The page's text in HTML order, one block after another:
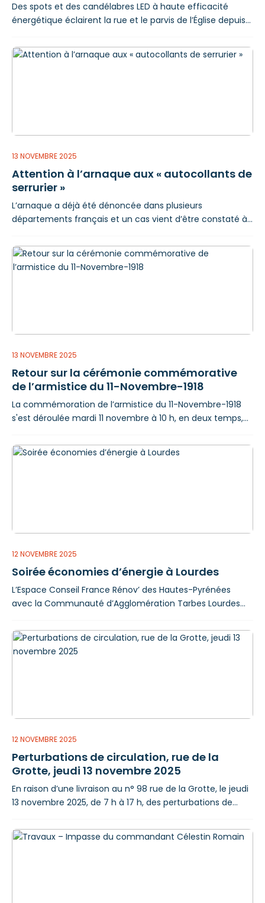
Des spots et des candélabres LED à haute efficacité
énergétique éclairent la rue et le parvis de l’Église depuis
termes de consommation d'électricité, les sources
lumineuses LED offrent des garanties en matière de
13 NOVEMBRE 2025
Attention à l’arnaque aux « autocollants de
serrurier »
L’arnaque a déjà été dénoncée dans plusieurs
départements français et un cas vient d’être constaté à
les services de dépannage d’un pseudo « serrurier du
secteur » sont apposés sur les boîtes aux lettres ou sur les
portes des habitations. Le procédé des imposteurs
13 NOVEMBRE 2025
Retour sur la cérémonie commémorative
de l’armistice du 11-Novembre-1918
La commémoration de l’armistice du 11-Novembre-1918
s'est déroulée mardi 11 novembre à 10 h, en deux temps,
cérémonie a été présidée par la sous-préfète de
l’arrondissement d’Argelès-Gazost, Aurore Francius Smith,
12 NOVEMBRE 2025
Soirée économies d’énergie à Lourdes
L’Espace Conseil France Rénov’ des Hautes-Pyrénées
avec la Communauté d’Agglomération Tarbes Lourdes
« Soirée économies d’énergie », dans le cadre du Plan
Climat Air Energie Territorial (PCAET). L’animation s’est
passée en cinq temps : Accueil et présentation de
12 NOVEMBRE 2025
Perturbations de circulation, rue de la
Grotte, jeudi 13 novembre 2025
En raison d’une livraison au n° 98 rue de la Grotte, le jeudi
13 novembre 2025, de 7 h à 17 h, des perturbations de
STATIONNEMENT Le 13 novembre 2025, de 7 h à 17 h, le
stationnement sera interdit au droit du bâtiment portant